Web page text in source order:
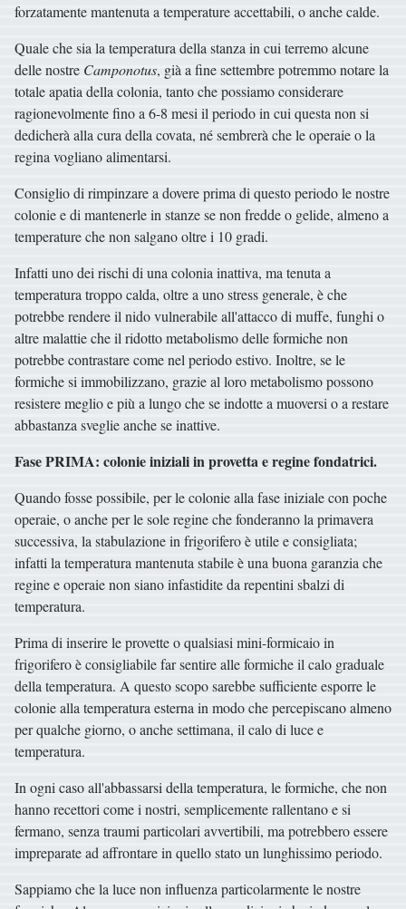
forzatamente mantenuta a temperature accettabili, o anche calde.
Quale che sia la temperatura della stanza in cui terremo alcune
delle nostre Camponotus, già a fine settembre potremmo notare la
totale apatia della colonia, tanto che possiamo considerare
ragionevolmente fino a 6-8 mesi il periodo in cui questa non si
dedicherà alla cura della covata, né sembrerà che le operaie o la
regina vogliano alimentarsi.
Consiglio di rimpinzare a dovere prima di questo periodo le nostre
colonie e di mantenerle in stanze se non fredde o gelide, almeno a
temperature che non salgano oltre i 10 gradi.
Infatti uno dei rischi di una colonia inattiva, ma tenuta a
temperatura troppo calda, oltre a uno stress generale, è che
potrebbe rendere il nido vulnerabile all'attacco di muffe, funghi o
altre malattie che il ridotto metabolismo delle formiche non
potrebbe contrastare come nel periodo estivo. Inoltre, se le
formiche si immobilizzano, grazie al loro metabolismo possono
resistere meglio e più a lungo che se indotte a muoversi o a restare
abbastanza sveglie anche se inattive.
Fase PRIMA: colonie iniziali in provetta e regine fondatrici.
Quando fosse possibile, per le colonie alla fase iniziale con poche
operaie, o anche per le sole regine che fonderanno la primavera
successiva, la stabulazione in frigorifero è utile e consigliata;
infatti la temperatura mantenuta stabile è una buona garanzia che
regine e operaie non siano infastidite da repentini sbalzi di
temperatura.
Prima di inserire le provette o qualsiasi mini-formicaio in
frigorifero è consigliabile far sentire alle formiche il calo graduale
della temperatura. A questo scopo sarebbe sufficiente esporre le
colonie alla temperatura esterna in modo che percepiscano almeno
per qualche giorno, o anche settimana, il calo di luce e
temperatura.
In ogni caso all'abbassarsi della temperatura, le formiche, che non
hanno recettori come i nostri, semplicemente rallentano e si
fermano, senza traumi particolari avvertibili, ma potrebbero essere
impreparate ad affrontare in quello stato un lunghissimo periodo.
Sappiamo che la luce non influenza particolarmente le nostre